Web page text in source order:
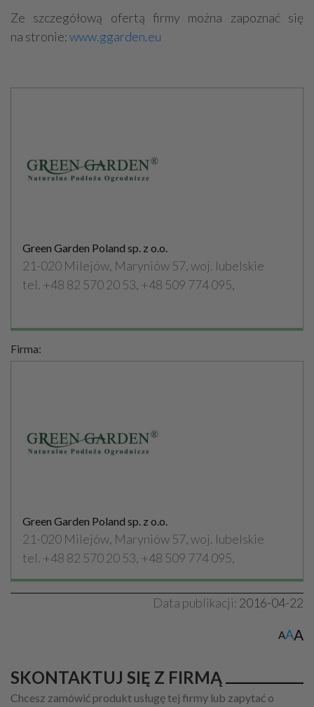
Ze szczegółową ofertą firmy można zapoznać się
na stronie:www.ggarden.eu
Green Garden Poland sp. z o.o.
21-020 Milejów, Maryniów 57, woj. lubelskie
tel. +48 82 570 20 53, +48 509 774 095,
Firma:
Green Garden Poland sp. z o.o.
21-020 Milejów, Maryniów 57, woj. lubelskie
tel. +48 82 570 20 53, +48 509 774 095,
Data publikacji: 2016-04-22
AAA
SKONTAKTUJ SIĘ Z FIRMĄ
Chcesz zamówić produkt usługę tej firmy lub zapytać o